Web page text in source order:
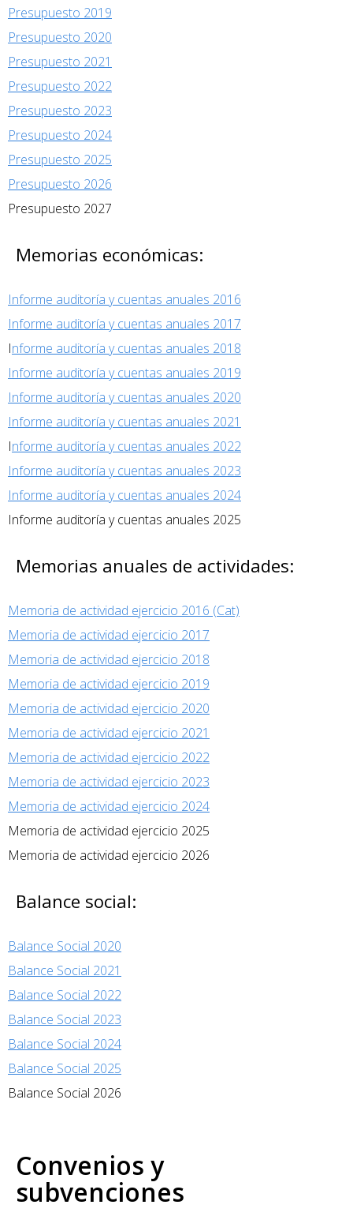
Presupuesto 2019
Presupuesto 2020
Presupuesto 2021
Presupuesto 2022
Presupuesto 2023
Presupuesto 2024
Presupuesto 2025
Presupuesto 2026
Presupuesto 2027
Memorias económicas:
Informe auditoría y cuentas anuales 2016
Informe auditoría y cuentas anuales 2017
Informe auditoría y cuentas anuales 2018
Informe auditoría y cuentas anuales 2019
Informe auditoría y cuentas anuales 2020
Informe auditoría y cuentas anuales 2021
Informe auditoría y cuentas anuales 2022
Informe auditoría y cuentas anuales 2023
Informe auditoría y cuentas anuales 2024
Informe auditoría y cuentas anuales 2025
Memorias anuales de actividades:
Memoria de actividad ejercicio 2016 (Cat)
Memoria de actividad ejercicio 2017
Memoria de actividad ejercicio 2018
Memoria de actividad ejercicio 2019
Memoria de actividad ejercicio 2020
Memoria de actividad ejercicio 2021
Memoria de actividad ejercicio 2022
Memoria de actividad ejercicio 2023
Memoria de actividad ejercicio 2024
Memoria de actividad ejercicio 2025
Memoria de actividad ejercicio 2026
Balance social:
Balance Social 2020
Balance Social 2021
Balance Social 2022
Balance Social 2023
Balance Social 2024
Balance Social 2025
Balance Social 2026
Convenios y
subvenciones